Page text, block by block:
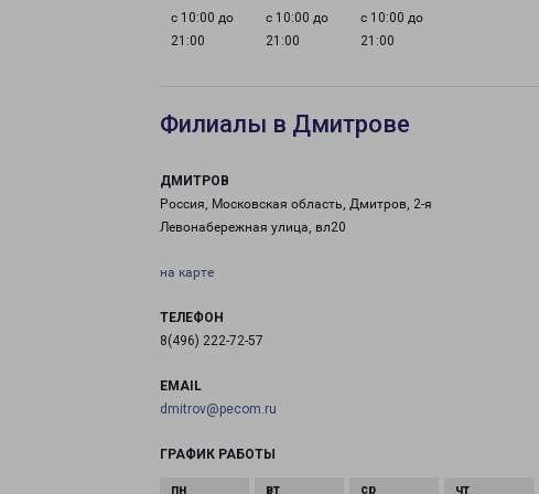
с 10:00 до
21:00
с 10:00 до
21:00
с 10:00 до
21:00
Филиалы в Дмитрове
ДМИТРОВ
Россия, Московская область, Дмитров, 2-я
Левонабережная улица, вл20
на карте
ТЕЛЕФОН
8(496) 222-72-57
EMAIL
dmitrov@pecom.ru
ГРАФИК РАБОТЫ